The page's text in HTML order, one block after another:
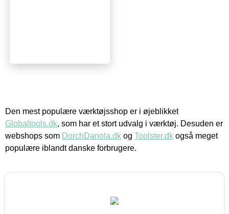
Den mest populære værktøjsshop er i øjeblikket
Globaltools.dk, som har et stort udvalg i værktøj. Desuden er
webshops som DorchDanola.dk og Toolster.dk også meget
populære iblandt danske forbrugere.